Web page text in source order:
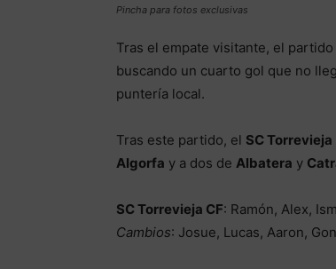
Pincha para fotos exclusivas
Tras el empate visitante, el
buscando un cuarto gol que no
puntería local.
Tras este partido, el SC Torrevieja
Algorfa y a dos de Albatera y
SC Torrevieja CF: Ramón, Alex,
Cambios: Josue, Lucas, Aaron,